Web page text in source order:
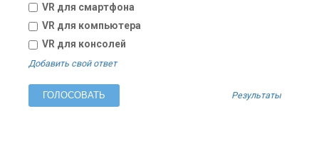
VR для смартфона
VR для компьютера
VR для консолей
Добавить свой ответ
Результаты